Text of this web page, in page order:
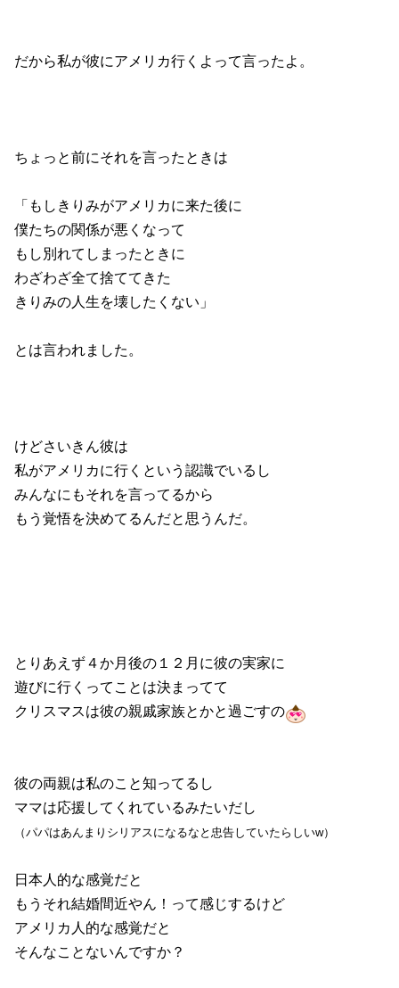
だから私が彼にアメリカ行くよって言ったよ。
ちょっと前にそれを言ったときは
「もしきりみがアメリカに来た後に
僕たちの関係が悪くなって
もし別れてしまったときに
わざわざ全て捨ててきた
きりみの人生を壊したくない」
とは言われました。
けどさいきん彼は
私がアメリカに行くという認識でいるし
みんなにもそれを言ってるから
もう覚悟を決めてるんだと思うんだ。
とりあえず４か月後の１２月に彼の実家に
遊びに行くってことは決まってて
クリスマスは彼の親戚家族とかと過ごすの
彼の両親は私のこと知ってるし
ママは応援してくれているみたいだし
（パパはあんまりシリアスになるなと忠告していたらしいw）
日本人的な感覚だと
もうそれ結婚間近やん！って感じするけど
アメリカ人的な感覚だと
そんなことないんですか？